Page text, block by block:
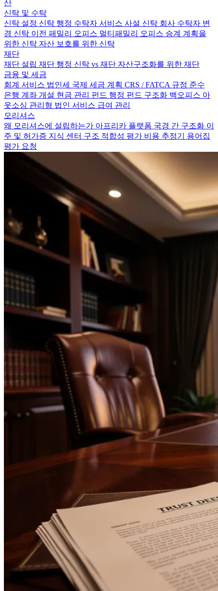
산
신탁 및 수탁
신탁 설정 신탁 행정 수탁자 서비스 사설 신탁 회사 수탁자 변
경 신탁 이전 패밀리 오피스 멀티패밀리 오피스 승계 계획을
위한 신탁 자산 보호를 위한 신탁
재단
재단 설립 재단 행정 신탁 vs 재단 자산구조화를 위한 재단
금융 및 세금
회계 서비스 법인세 국제 세금 계획 CRS / FATCA 규정 준수
은행 계좌 개설 현금 관리 펀드 행정 펀드 구조화 백오피스 아
웃소싱 관리형 법인 서비스 급여 관리
모리셔스
왜 모리셔스에 설립하는가 아프리카 플랫폼 국경 간 구조화 이
주 및 허가증 지식 센터 구조 적합성 평가 비용 추정기 용어집
평가 요청